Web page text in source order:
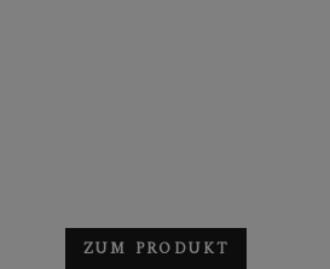
ZUM PRODUKT